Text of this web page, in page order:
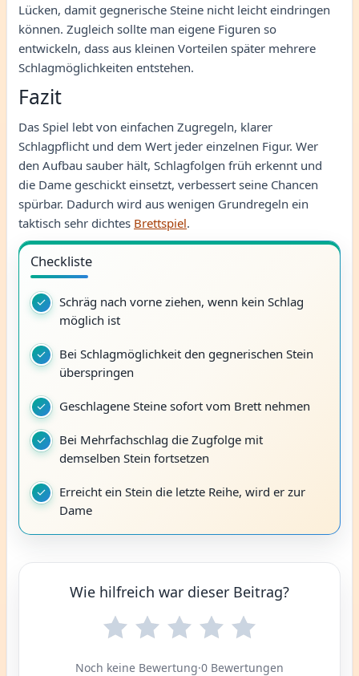
Lücken, damit gegnerische Steine nicht leicht eindringen
können. Zugleich sollte man eigene Figuren so
entwickeln, dass aus kleinen Vorteilen später mehrere
Schlagmöglichkeiten entstehen.
Fazit
Das Spiel lebt von einfachen Zugregeln, klarer
Schlagpflicht und dem Wert jeder einzelnen Figur. Wer
den Aufbau sauber hält, Schlagfolgen früh erkennt und
die Dame geschickt einsetzt, verbessert seine Chancen
spürbar. Dadurch wird aus wenigen Grundregeln ein
taktisch sehr dichtes Brettspiel.
Checkliste
Schräg nach vorne ziehen, wenn kein Schlag
möglich ist
Bei Schlagmöglichkeit den gegnerischen Stein
überspringen
Geschlagene Steine sofort vom Brett nehmen
Bei Mehrfachschlag die Zugfolge mit
demselben Stein fortsetzen
Erreicht ein Stein die letzte Reihe, wird er zur
Dame
Wie hilfreich war dieser Beitrag?
Noch keine Bewertung·0 Bewertungen